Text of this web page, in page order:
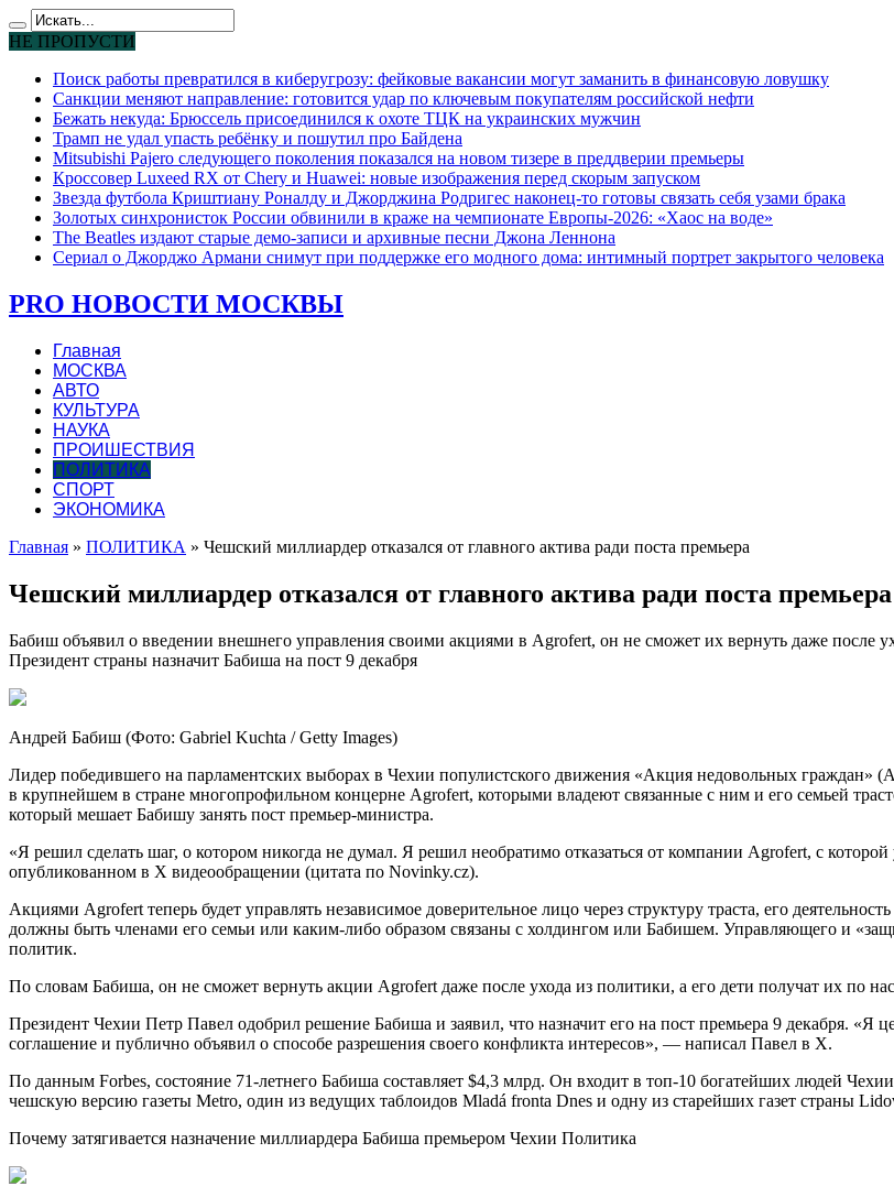
НЕ ПРОПУСТИ
Поиск работы превратился в киберугрозу: фейковые вакансии могут заманить в финансовую ловушку
Санкции меняют направление: готовится удар по ключевым покупателям российской нефти
Бежать некуда: Брюссель присоединился к охоте ТЦК на украинских мужчин
Трамп не удал упасть ребёнку и пошутил про Байдена
Mitsubishi Pajero следующего поколения показался на новом тизере в преддверии премьеры
Кроссовер Luxeed RX от Chery и Huawei: новые изображения перед скорым запуском
Звезда футбола Криштиану Роналду и Джорджина Родригес наконец-то готовы связать себя узами брака
Золотых синхронисток России обвинили в краже на чемпионате Европы-2026: «Хаос на воде»
The Beatles издают старые демо-записи и архивные песни Джона Леннона
Сериал о Джорджо Армани снимут при поддержке его модного дома: интимный портрет закрытого человека
PRO НОВОСТИ МОСКВЫ
Главная
МОСКВА
АВТО
КУЛЬТУРА
НАУКА
ПРОИШЕСТВИЯ
ПОЛИТИКА
СПОРТ
ЭКОНОМИКА
Главная » ПОЛИТИКА » Чешский миллиардер отказался от главного актива ради поста премьера
Чешский миллиардер отказался от главного актива ради поста премьера
Бабиш объявил о введении внешнего управления своими акциями в Agrofert, он не сможет их вернуть даже после
Президент страны назначит Бабиша на пост 9 декабря
Андрей Бабиш (Фото: Gabriel Kuchta / Getty Images)
Лидер победившего на парламентских выборах в Чехии популистского движения «Акция недовольных
в крупнейшем в стране многопрофильном концерне Agrofert, которыми владеют связанные с ним и его семьей
который мешает Бабишу занять пост премьер-министра.
«Я решил сделать шаг, о котором никогда не думал. Я решил необратимо отказаться от компании Agrofert, с
опубликованном в Х видеообращении (цитата по Novinky.cz).
Акциями Agrofert теперь будет управлять независимое доверительное лицо через структуру траста, его
должны быть членами его семьи или каким-либо образом связаны с холдингом или Бабишем. Управляющего и
политик.
По словам Бабиша, он не сможет вернуть акции Agrofert даже после ухода из политики, а его дети получат их по
Президент Чехии Петр Павел одобрил решение Бабиша и заявил, что назначит его на пост премьера 9 декабря.
соглашение и публично объявил о способе разрешения своего конфликта интересов», — написал Павел в Х.
По данным Forbes, состояние 71-летнего Бабиша составляет $4,3 млрд. Он входит в топ-10 богатейших людей
чешскую версию газеты Metro, один из ведущих таблоидов Mladá fronta Dnes и одну из старейших газет страны
Почему затягивается назначение миллиардера Бабиша премьером Чехии Политика